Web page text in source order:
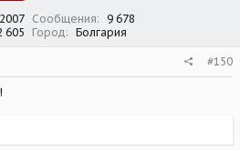
Сообщения
9 678
605 Город Болгария
#150